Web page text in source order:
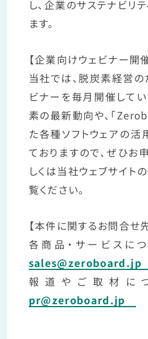
し、企業のサステナビリ
ます。
【企業向けウェビナー開
当社では、脱炭素経営
ビナーを毎月開催して
素の最新動向や、「
た各種ソフトウェアの
ておりますので、ぜひお
しくは当社ウェブサイト
覧ください。
【本件に関するお問合せ
各商品・サービスに
sales@zeroboard.jp
報道やご取材に
pr@zeroboard.jp